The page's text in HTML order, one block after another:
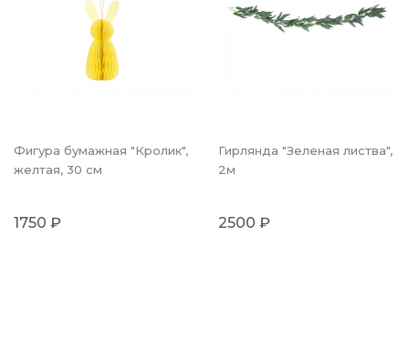
Фигура бумажная "Кролик",
желтая, 30 см
1750 ₽
Гирлянда "Зеленая листва",
2м
2500 ₽